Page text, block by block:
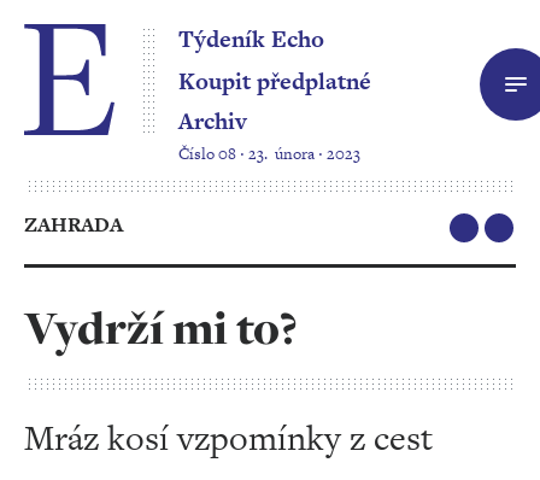
Týdeník Echo
Koupit předplatné
Archiv
Číslo 08 ‧ 23. února ‧ 2023
ZAHRADA
Vydrží mi to?
Mráz kosí vzpomínky z cest